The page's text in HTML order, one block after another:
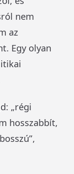
nem
az
Egy olyan
„régi
hosszabbít,